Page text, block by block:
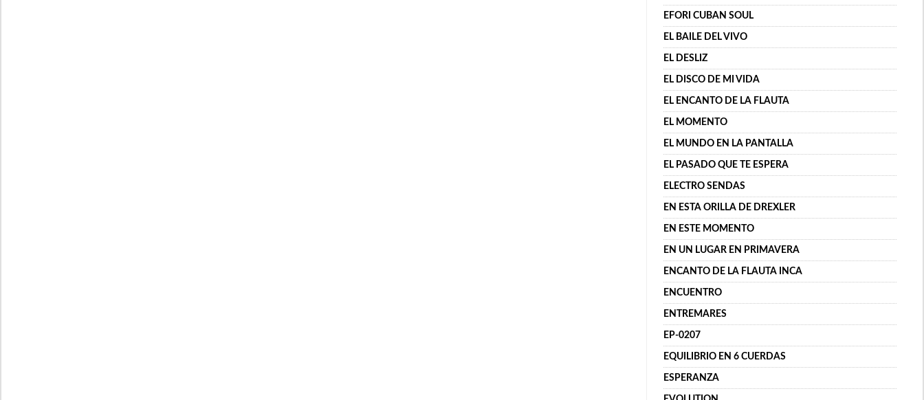
EFORI CUBAN SOUL
EL BAILE DEL VIVO
EL DESLIZ
EL DISCO DE MI VIDA
EL ENCANTO DE LA FLAUTA
EL MOMENTO
EL MUNDO EN LA PANTALLA
EL PASADO QUE TE ESPERA
ELECTRO SENDAS
EN ESTA ORILLA DE DREXLER
EN ESTE MOMENTO
EN UN LUGAR EN PRIMAVERA
ENCANTO DE LA FLAUTA INCA
ENCUENTRO
ENTREMARES
EP-0207
EQUILIBRIO EN 6 CUERDAS
ESPERANZA